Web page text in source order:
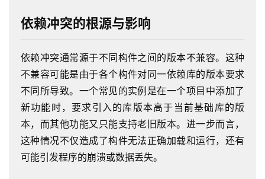
依赖冲突的根源与影响
依赖冲突通常源于不同构件之间的版本不兼容。这种
不兼容可能是由于各个构件对同一依赖库的版本要求
不同所导致。一个常见的实例是在一个项目中添加了
新功能时，要求引入的库版本高于当前基础库的版
本，而其他功能又只能支持老旧版本。进一步而言，
这种情况不仅造成了构件无法正确加载和运行，还有
可能引发程序的崩溃或数据丢失。